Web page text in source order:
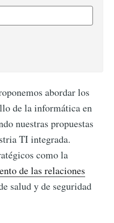
abordar los
de la informática en
nuestras propuestas
TI integrada.
como la
de las relaciones
salud y de seguridad